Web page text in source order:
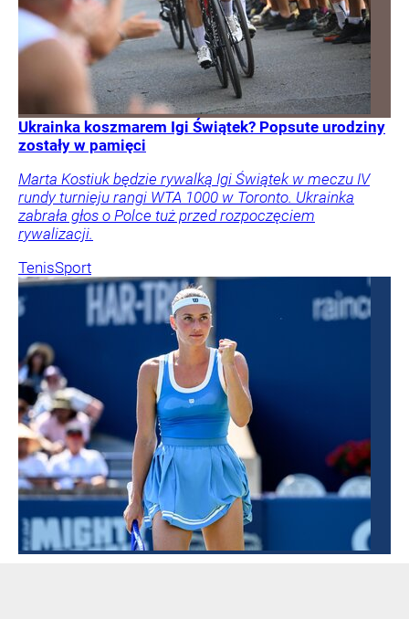
Ukrainka koszmarem Igi Świątek? Popsute urodziny
zostały w pamięci
Marta Kostiuk będzie rywalką Igi Świątek w meczu IV
rundy turnieju rangi WTA 1000 w Toronto. Ukrainka
zabrała głos o Polce tuż przed rozpoczęciem
rywalizacji.
TenisSport